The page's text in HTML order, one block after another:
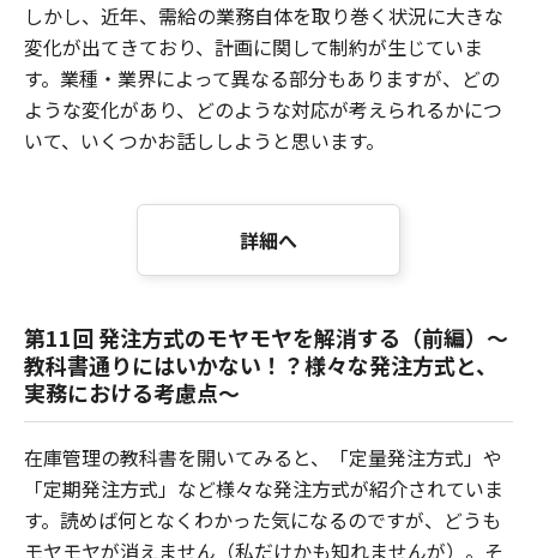
しかし、近年、需給の業務自体を取り巻く状況に大きな
変化が出てきており、計画に関して制約が生じていま
す。業種・業界によって異なる部分もありますが、どの
ような変化があり、どのような対応が考えられるかにつ
いて、いくつかお話ししようと思います。
詳細へ
第11回 発注方式のモヤモヤを解消する（前編）～
教科書通りにはいかない！？様々な発注方式と、
実務における考慮点～
在庫管理の教科書を開いてみると、「定量発注方式」や
「定期発注方式」など様々な発注方式が紹介されていま
す。読めば何となくわかった気になるのですが、どうも
モヤモヤが消えません（私だけかも知れませんが）。そ